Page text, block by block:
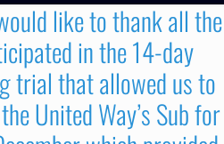
like to thank all the
in the 14-day
trial that allowed us to
United Way’s Sub for